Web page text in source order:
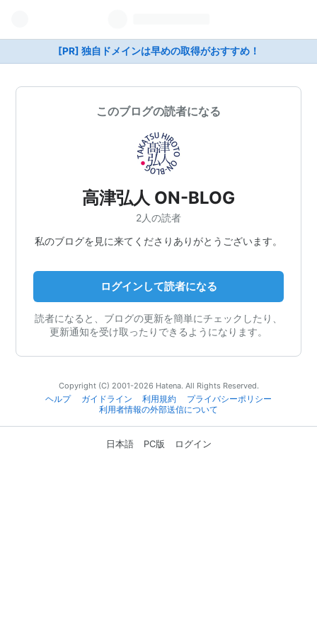
[PR] 独自ドメインは早めの取得がおすすめ！
このブログの読者になる
高津弘人 ON-BLOG
2人の読者
私のブログを見に来てくださりありがとうございます。
ログインして読者になる
読者になると、ブログの更新を簡単にチェックしたり、
更新通知を受け取ったりできるようになります。
Copyright (C) 2001-2026 Hatena. All Rights Reserved.
ヘルプ
ガイドライン 利用規約
プライバシーポリシー
利用者情報の外部送信について
日本語 PC版 ログイン